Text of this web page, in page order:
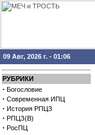
09 Авг, 2026 г. - 01:06
РУБРИКИ
· Богословие
· Современная ИПЦ
· История РПЦЗ
· РПЦЗ(В)
· РосПЦ